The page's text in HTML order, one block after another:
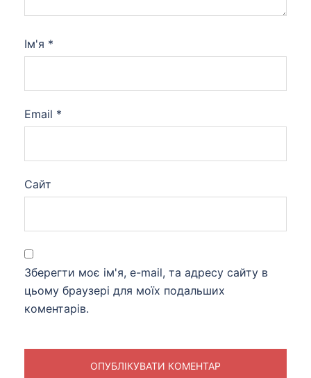
Ім'я *
Email *
Сайт
Зберегти моє ім'я, e-mail, та адресу сайту в
цьому браузері для моїх подальших
коментарів.